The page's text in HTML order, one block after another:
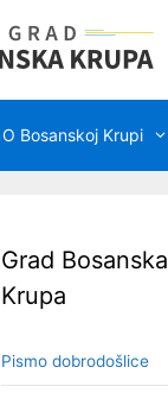
O Bosanskoj Krupi
Grad Bosanska
Krupa
Pismo dobrodošlice